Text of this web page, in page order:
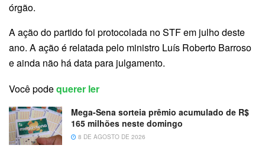
órgão.
A ação do partido foi protocolada no STF em julho deste
ano. A ação é relatada pelo ministro Luís Roberto Barroso
e ainda não há data para julgamento.
Você podequerer ler
Mega-Sena sorteia prêmio acumulado de R$
165 milhões neste domingo
8 DE AGOSTO DE 2026